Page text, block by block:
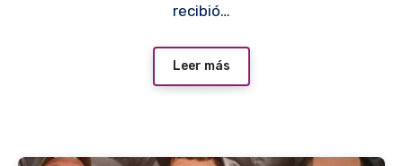
recibió…
Leer más